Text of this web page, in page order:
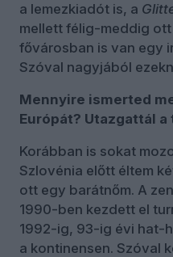
a lemezkiadót is, a
mellett félig-meddig
fővárosban is van egy
Szóval nagyjából
Mennyire ismerted
Európát? Utazgattál
Korábban is sokat
Szlovénia előtt éltem
ott egy barátnőm. A
1990-ben kezdett el
1992-ig, 93-ig évi hat-
a kontinensen. Szóval